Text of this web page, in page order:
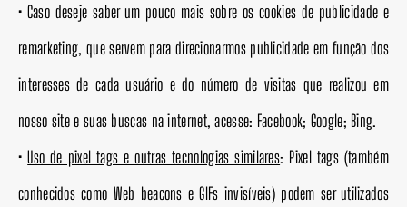
• Caso deseje saber um pouco mais sobre os cookies de publicidade e
remarketing, que servem para direcionarmos publicidade em função dos
interesses de cada usuário e do número de visitas que realizou em
nosso site e suas buscas na internet, acesse: Facebook; Google; Bing.
•Uso de pixel tags e outras tecnologias similares: Pixel tags (também
conhecidos como Web beacons e GIFs invisíveis) podem ser utilizados